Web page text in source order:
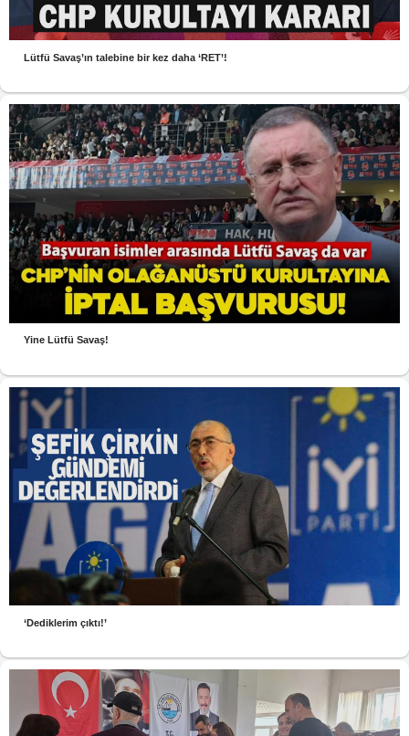
Lütfü Savaş’ın talebine bir kez daha ‘RET’!
Yine Lütfü Savaş!
‘Dediklerim çıktı!’